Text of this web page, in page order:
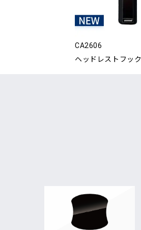
CA2606
ヘッドレストフック